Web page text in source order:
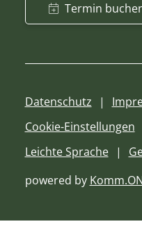
Termin
Datenschutz
Cookie-Einstellungen
Leichte Sprache
powered by